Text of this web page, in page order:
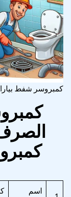
كمبروسر شفط
اسم